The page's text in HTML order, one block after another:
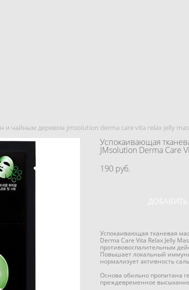
и чайным деревом jmsolution derma care vita relax jelly
Успокаивающая
JMsolution Derma Care
190 pуб.
Успокаивающая тканевая
Derma Care Vita Relax Jelly
противовоспалительным
Повышает локальный
нормализует активность
Основа обильно пропитана
преждевременное